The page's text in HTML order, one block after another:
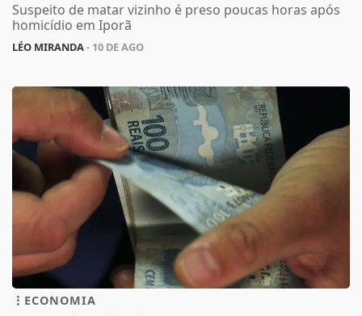
Suspeito de matar vizinho é preso poucas horas após
homicídio em Iporã
LÉO MIRANDA- 10 DE AGO
ECONOMIA